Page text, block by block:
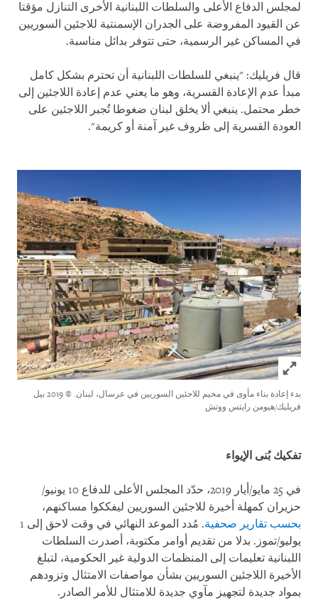
لمجلس الدفاع الأعلى والسلطات اللبنانية الأخرى التنازل مؤقتا
عن القيود المفروضة على الجدران الإسمنتية للاجئين السوريين
في المساكن غير الرسمية، حتى تتوفر بدائل مناسبة.
قال فريليك: "ينبغي للسلطات اللبنانية أن تحترم بشكل كامل
مبدأ عدم الإعادة القسرية، وهو ما يعني عدم إعادة اللاجئين إلى
خطر محتمل. ينبغي ألا يخلق لبنان ضغوطا تُجبر اللاجئين على
العودة القسرية إلى ظروف غير آمنة أو كريمة".
Click to expand Image
بدء إعادة بناء مأوى في مخيم للاجئين السوريين في عرسال، لبنان.
© 2019 بيل
فريليك/هيومن رايتس ووتش
تفكيك بُنى الإيواء
في 25 مايو/أيار 2019، حدّد المجلس الأعلى للدفاع 10 يونيو/
حزيران كمهلة أخيرة للاجئين السوريين ليفككوا مساكنهم،
بحسب تقارير صحفية
. مُدد الموعد النهائي في وقت لاحق إلى 1
يوليو/تموز. بدلا من تقديم أوامر مكتوبة، أصدرت السلطات
اللبنانية تعليمات إلى المنظمات الدولية غير الحكومية، لتبلغ
الأخيرة اللاجئين السوريين بشأن مواصفات الامتثال وتزودهم
بمواد جديدة لتجهيز مآوي جديدة للامتثال للأمر الصادر .